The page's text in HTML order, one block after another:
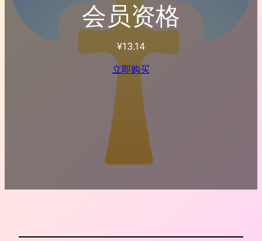
会员资格
¥13.14
立即购买